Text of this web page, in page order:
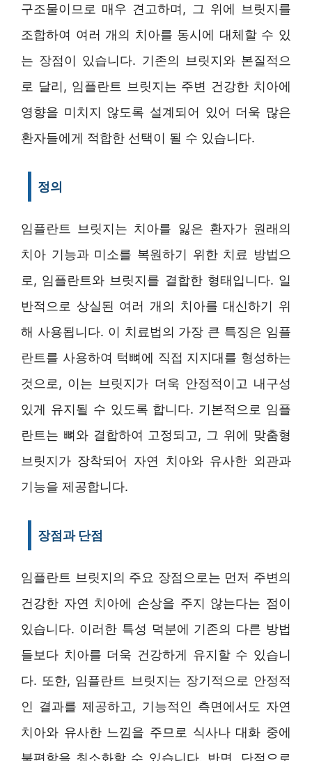
구조물이므로 매우 견고하며, 그 위에 브릿지를
조합하여 여러 개의 치아를 동시에 대체할 수 있
는 장점이 있습니다. 기존의 브릿지와 본질적으
로 달리, 임플란트 브릿지는 주변 건강한 치아에
영향을 미치지 않도록 설계되어 있어 더욱 많은
환자들에게 적합한 선택이 될 수 있습니다.
정의
임플란트 브릿지는 치아를 잃은 환자가 원래의
치아 기능과 미소를 복원하기 위한 치료 방법으
로, 임플란트와 브릿지를 결합한 형태입니다. 일
반적으로 상실된 여러 개의 치아를 대신하기 위
해 사용됩니다. 이 치료법의 가장 큰 특징은 임플
란트를 사용하여 턱뼈에 직접 지지대를 형성하는
것으로, 이는 브릿지가 더욱 안정적이고 내구성
있게 유지될 수 있도록 합니다. 기본적으로 임플
란트는 뼈와 결합하여 고정되고, 그 위에 맞춤형
브릿지가 장착되어 자연 치아와 유사한 외관과
기능을 제공합니다.
장점과 단점
임플란트 브릿지의 주요 장점으로는 먼저 주변의
건강한 자연 치아에 손상을 주지 않는다는 점이
있습니다. 이러한 특성 덕분에 기존의 다른 방법
들보다 치아를 더욱 건강하게 유지할 수 있습니
다. 또한, 임플란트 브릿지는 장기적으로 안정적
인 결과를 제공하고, 기능적인 측면에서도 자연
치아와 유사한 느낌을 주므로 식사나 대화 중에
불편함을 최소화할 수 있습니다. 반면, 단점으로